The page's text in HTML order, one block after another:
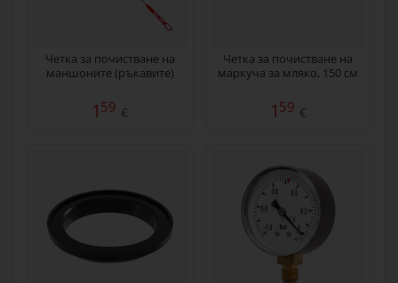
Четка за почистване на
маншоните (ръкавите)
159 €
Четка за почистване на
маркуча за мляко, 150 см
1 59 €